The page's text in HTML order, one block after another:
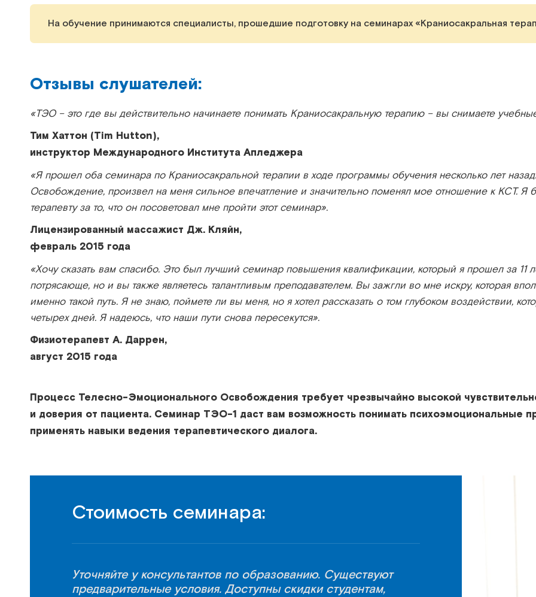
На обучение принимаются специалисты, прошедшие подготовку на семинарах «Краниосакральная
Отзывы слушателей:
«ТЭО – это где вы действительно начинаете понимать Краниосакральную терапию – вы снимаете
Тим Хаттон (Tim Hutton),
инструктор Международного Института Апледжера
«Я прошел оба семинара по Краниосакральной терапии в ходе программы обучения несколько лет
Освобождение, произвел на меня сильное впечатление и значительно поменял мое отношение к КСТ. Я
терапевту за то, что он посоветовал мне пройти этот семинар».
Лицензированный массажист Дж. Кляйн,
февраль 2015 года
«Хочу сказать вам спасибо. Это был лучший семинар повышения квалификации, который я прошел за 11
потрясающе, но и вы также являетесь талантливым преподавателем. Вы зажгли во мне искру, которая
именно такой путь. Я не знаю, поймете ли вы меня, но я хотел рассказать о том глубоком воздействии,
четырех дней. Я надеюсь, что наши пути снова пересекутся».
Физиотерапевт А. Даррен,
август 2015 года
Процесс Телесно-Эмоционального Освобождения требует чрезвычайно высокой
и доверия от пациента. Семинар ТЭО-1 даст вам возможность понимать психоэмоциональные
применять навыки ведения терапевтического диалога.
Стоимость семинара:
Уточняйте у консультантов по образованию. Существуют
предварительные условия. Доступны скидки студентам,